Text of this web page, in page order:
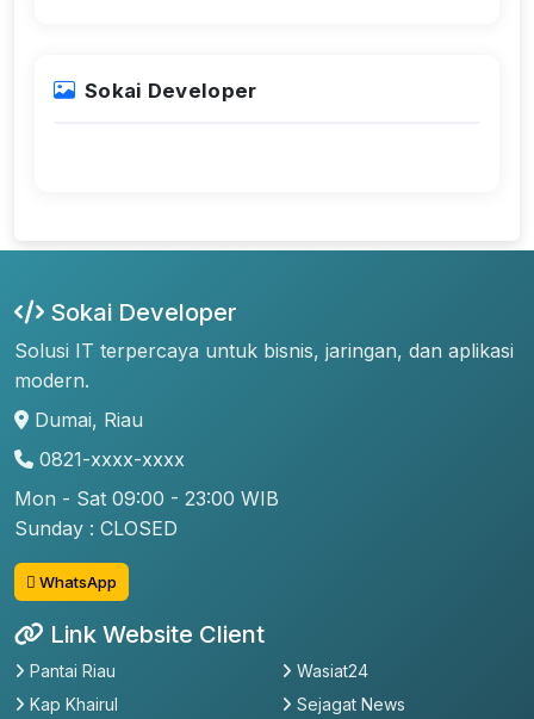
Sokai Developer
Sokai Developer
Solusi IT terpercaya untuk bisnis, jaringan, dan aplikasi
modern.
Dumai, Riau
0821-xxxx-xxxx
Mon - Sat 09:00 - 23:00 WIB
Sunday : CLOSED
WhatsApp
Link Website Client
Pantai Riau
Kap Khairul
Wasiat24
Sejagat News